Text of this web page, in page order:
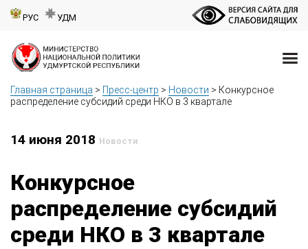
РУС УДМ
Главная страница > Пресс-центр > Новости > Конкурсное
распределение субсидий среди НКО в 3 квартале
14 июня 2018 Новости
Конкурсное
распределение субсидий
среди НКО в 3 квартале